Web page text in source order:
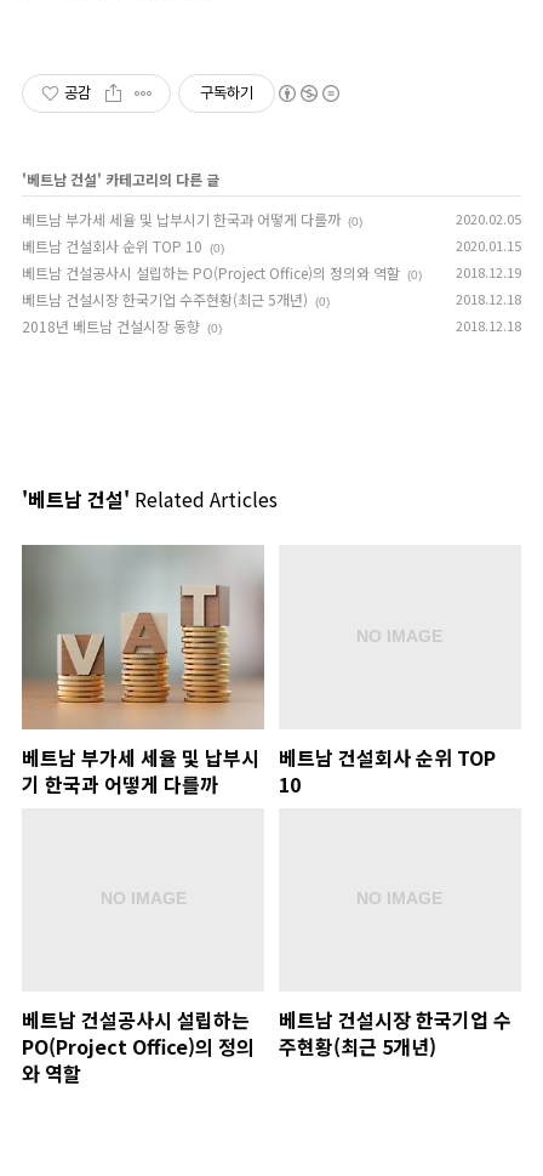
공감 구독하기
'베트남 건설' 카테고리의 다른 글
베트남 부가세 세율 및 납부시기 한국과 어떻게 다를까 (0) 2020.02.05
베트남 건설회사 순위 TOP 10 (0) 2020.01.15
베트남 건설공사시 설립하는 PO(Project Office)의 정의와 역할 (0) 2018.12.19
베트남 건설시장 한국기업 수주현황(최근 5개년) (0) 2018.12.18
2018년 베트남 건설시장 동향 (0) 2018.12.18
'베트남 건설' Related Articles
베트남 부가세 세율 및 납부시
기 한국과 어떻게 다를까
베트남 건설회사 순위 TOP
10
베트남 건설공사시 설립하는
PO(Project Office)의 정의
와 역할
베트남 건설시장 한국기업 수
주현황(최근 5개년)